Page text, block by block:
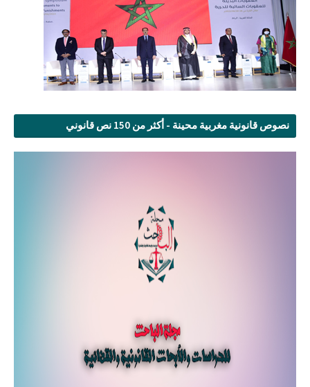
نصوص قانونية مغربية محينة - أكثر من 150 نص قانوني